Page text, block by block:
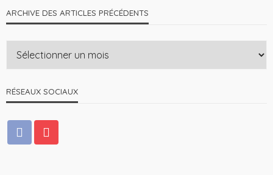
ARCHIVE DES ARTICLES PRÉCÉDENTS
RÉSEAUX SOCIAUX